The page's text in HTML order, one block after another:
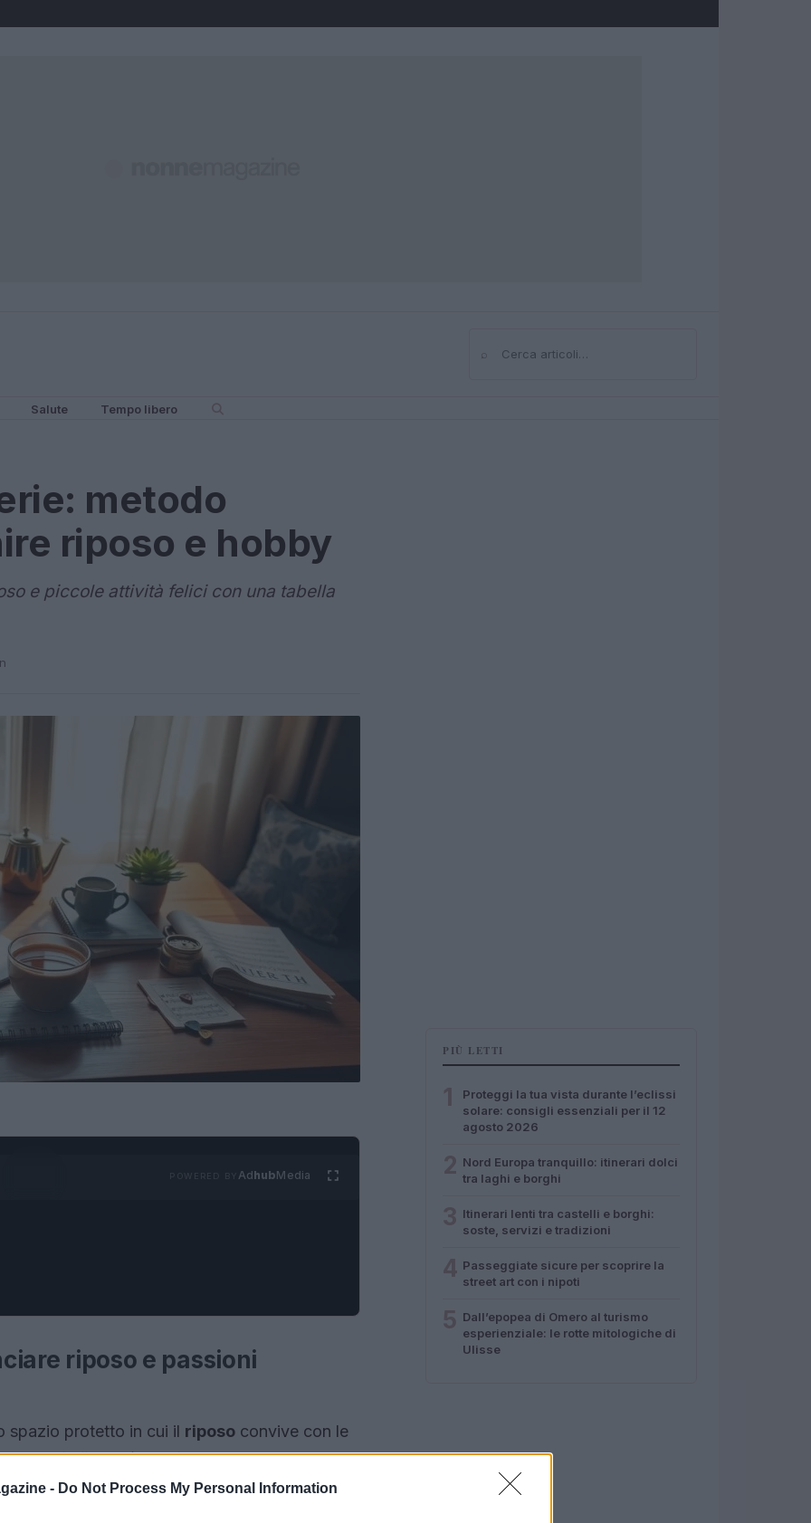
- Do Not Process My Personal Information
⌕Cerca
Salute Tempo libero
metodo
riposo e hobby
e piccole attività felici con una tabella
AdhubMedia
riposo e passioni
spazio protetto in cui il riposo convive con le
unatabella settimanaleoffre una cornice
sia l’eccesso di impegni sia l’inerzia.
alternare consapevolmente momenti di
PIÙ LETTI
Proteggi la tua vista durante l’eclissi
solare: consigli essenziali per il 12
agosto 2026
Nord Europa tranquillo: itinerari dolci
tra laghi e borghi
Itinerari lenti tra castelli e borghi:
soste, servizi e tradizioni
Passeggiate sicure per scoprire la
street art con i nipoti
Dall’epopea di Omero al turismo
esperienziale: le rotte mitologiche di
Ulisse